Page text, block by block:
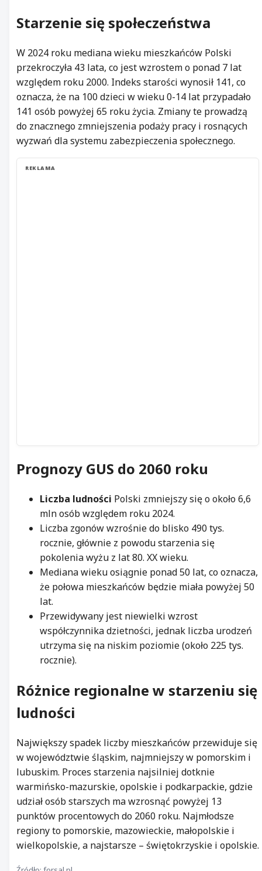
Starzenie się społeczeństwa
W 2024 roku mediana wieku mieszkańców Polski
przekroczyła 43 lata, co jest wzrostem o ponad 7 lat
względem roku 2000. Indeks starości wynosił 141, co
oznacza, że na 100 dzieci w wieku 0-14 lat przypadało
141 osób powyżej 65 roku życia. Zmiany te prowadzą
do znacznego zmniejszenia podaży pracy i rosnących
wyzwań dla systemu zabezpieczenia społecznego.
REKLAMA
Prognozy GUS do 2060 roku
Liczba ludności Polski zmniejszy się o około 6,6
mln osób względem roku 2024.
Liczba zgonów wzrośnie do blisko 490 tys.
rocznie, głównie z powodu starzenia się
pokolenia wyżu z lat 80. XX wieku.
Mediana wieku osiągnie ponad 50 lat, co oznacza,
że połowa mieszkańców będzie miała powyżej 50
lat.
Przewidywany jest niewielki wzrost
współczynnika dzietności, jednak liczba urodzeń
utrzyma się na niskim poziomie (około 225 tys.
rocznie).
Różnice regionalne w starzeniu się
ludności
Największy spadek liczby mieszkańców przewiduje się
w województwie śląskim, najmniejszy w pomorskim i
lubuskim. Proces starzenia najsilniej dotknie
warmińsko-mazurskie, opolskie i podkarpackie, gdzie
udział osób starszych ma wzrosnąć powyżej 13
punktów procentowych do 2060 roku. Najmłodsze
regiony to pomorskie, mazowieckie, małopolskie i
wielkopolskie, a najstarsze – świętokrzyskie i opolskie.